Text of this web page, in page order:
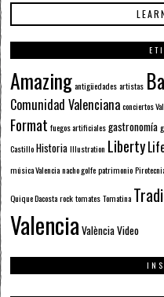
Amazing antigüedades artistas
Comunidad Valenciana conciertos
Format fuegos artificiales gastronomía
Castillo Historia Illustration Liberty
música Valencia nacho golfe patrimonio
Quique Dacosta rock tomates Tomatina
Valencia ValènciaVideo